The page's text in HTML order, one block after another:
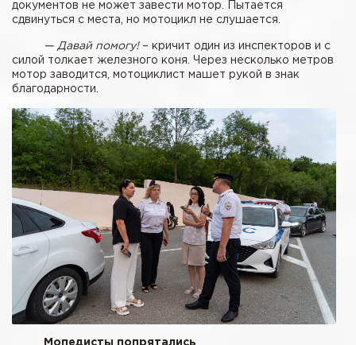
документов не может завести мотор. Пытается
сдвинуться с места, но мотоцикл не слушается.
— Давай помогу!– кричит один из инспекторов и с
силой толкает железного коня. Через несколько метров
мотор заводится, мотоциклист машет рукой в знак
благодарности.
Мопедисты попрятались